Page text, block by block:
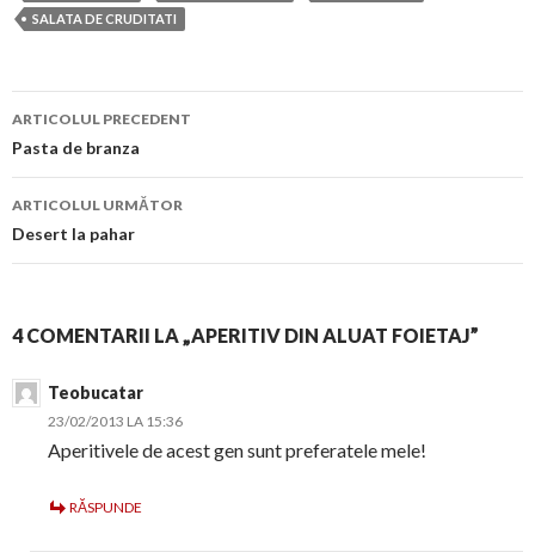
SALATA DE CRUDITATI
Navigare
în
articol
ARTICOLUL PRECEDENT
Pasta de branza
ARTICOLUL URMĂTOR
Desert la pahar
4 COMENTARII LA „APERITIV DIN ALUAT FOIETAJ”
Teobucatar
23/02/2013 LA 15:36
Aperitivele de acest gen sunt preferatele mele!
RĂSPUNDE